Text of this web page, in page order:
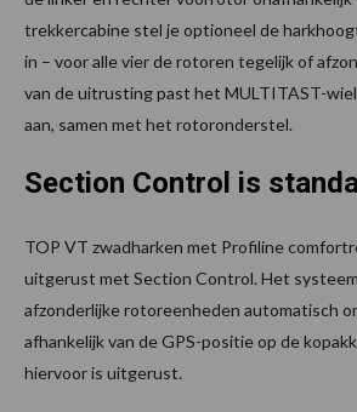
trekkercabine stel je optioneel de
in – voor alle vier de rotoren tegelijk of
van de uitrusting past het MULTITAST-
aan, samen met het rotoronderstel.
Section Control is
TOP VT zwadharken met Profiline
uitgerust met Section Control. Het
afzonderlijke rotoreenheden automatisch
afhankelijk van de GPS-positie op de
hiervoor is uitgerust.